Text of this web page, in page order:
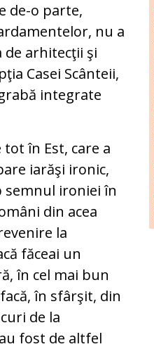
de-o parte,
nu a
de arhitecţii şi
Casei Scânteii,
integrate
în Est, care a
iarăşi ironic,
semnul ironiei în
din acea
la
făceai un
în cel mai bun
în sfârşit, din
de la
fost de altfel